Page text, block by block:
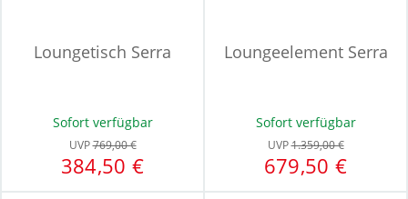
Loungetisch Serra
Sofort verfügbar
UVP769,00 €
384,50 €
Loungeelement Serra
Sofort verfügbar
UVP1.359,00 €
679,50 €